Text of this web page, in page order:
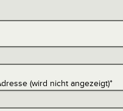
(wird nicht angezeigt)*